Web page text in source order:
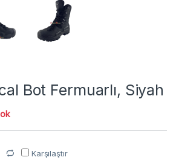
Bot Fermuarlı, Siyah
Karşılaştır